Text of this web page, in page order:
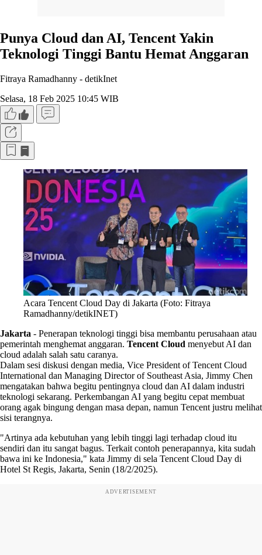
Punya Cloud dan AI, Tencent Yakin
Teknologi Tinggi Bantu Hemat Anggaran
Fitraya Ramadhanny - detikInet
Selasa, 18 Feb 2025 10:45 WIB
Acara Tencent Cloud Day di Jakarta (Foto: Fitraya
Ramadhanny/detikINET)
Jakarta - Penerapan teknologi tinggi bisa membantu perusahaan atau
pemerintah menghemat anggaran. Tencent Cloud menyebut AI dan
cloud adalah salah satu caranya.
Dalam sesi diskusi dengan media, Vice President of Tencent Cloud
International dan Managing Director of Southeast Asia, Jimmy Chen
mengatakan bahwa begitu pentingnya cloud dan AI dalam industri
teknologi sekarang. Perkembangan AI yang begitu cepat membuat
orang agak bingung dengan masa depan, namun Tencent justru melihat
sisi terangnya.
"Artinya ada kebutuhan yang lebih tinggi lagi terhadap cloud itu
sendiri dan itu sangat bagus. Terkait contoh penerapannya, kita sudah
bawa ini ke Indonesia," kata Jimmy di sela Tencent Cloud Day di
Hotel St Regis, Jakarta, Senin (18/2/2025).
ADVERTISEMENT